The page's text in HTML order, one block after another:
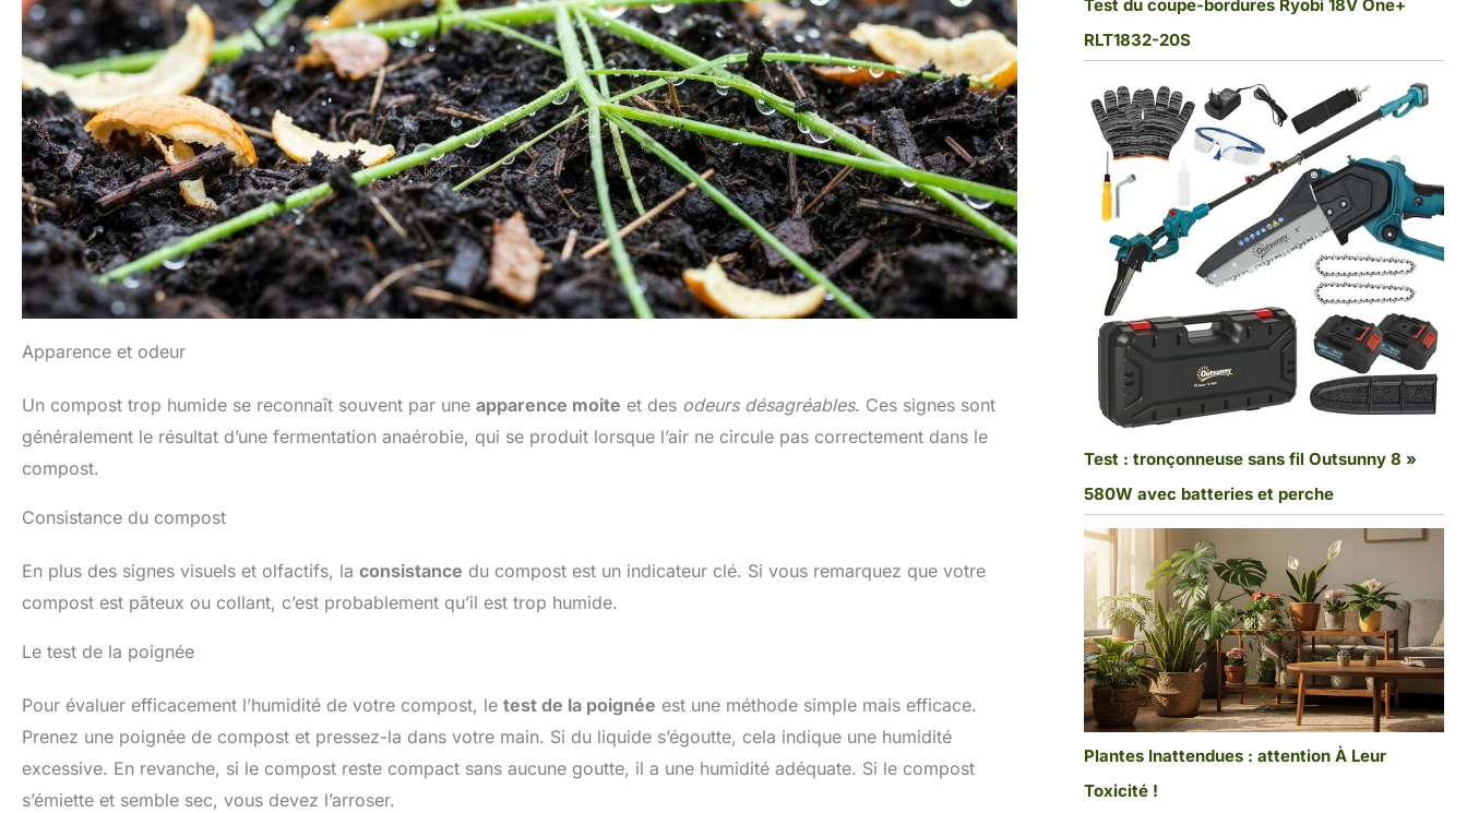
Apparence et odeur
Un compost trop humide se reconnaît souvent par une apparence moite et des odeurs désagréables. Ces signes sont
généralement le résultat d’une fermentation anaérobie, qui se produit lorsque l’air ne circule pas correctement dans le
compost.
Consistance du compost
En plus des signes visuels et olfactifs, la consistance du compost est un indicateur clé. Si vous remarquez que votre
compost est pâteux ou collant, c’est probablement qu’il est trop humide.
Le test de la poignée
Pour évaluer efficacement l’humidité de votre compost, le test de la poignée est une méthode simple mais efficace.
Prenez une poignée de compost et pressez-la dans votre main. Si du liquide s’égoutte, cela indique une humidité
excessive. En revanche, si le compost reste compact sans aucune goutte, il a une humidité adéquate. Si le compost
s’émiette et semble sec, vous devez l’arroser.
Test du coupe-bordures Ryobi 18V One+
RLT1832-20S
Test : tronçonneuse sans fil Outsunny 8 »
580W avec batteries et perche
Plantes Inattendues : attention À Leur
Toxicité !